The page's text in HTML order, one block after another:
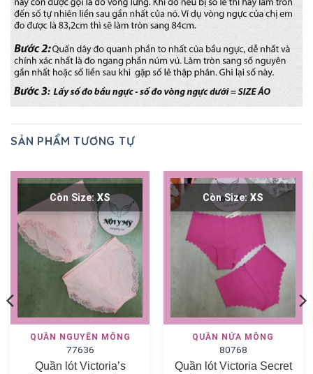
SẢN PHẨM TƯƠNG TỰ
Còn Size:XS
QUẦN NGUYÊN MÔNG
77636
Quần lót Victoria’s
Còn Size:XS
QUẦN NỬA MÔNG
80768
Quần lót Victoria Secret